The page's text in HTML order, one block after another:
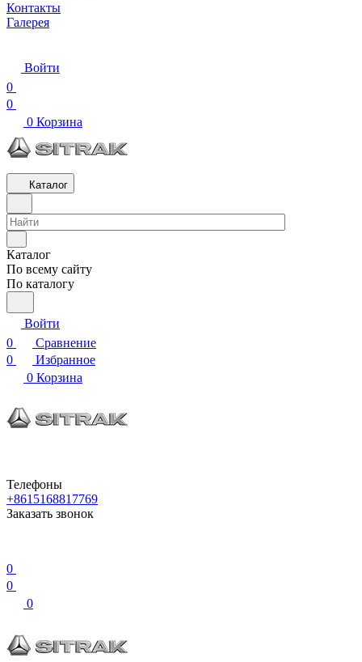
Контакты
Галерея
Войти
0
0
0 Корзина
Каталог
Каталог
По всему сайту
По каталогу
Войти
0
Сравнение
0
Избранное
0 Корзина
Телефоны
+8615168817769
Заказать звонок
0
0
0